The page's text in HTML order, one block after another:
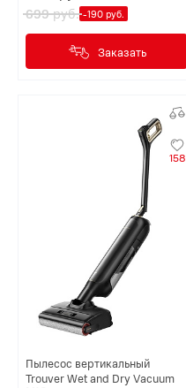
699руб. -190 руб.
Заказать
158
Пылесос вертикальный
Trouver Wet and Dry Vacuum